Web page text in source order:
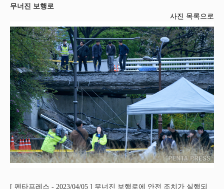
무너진 보행로
사진 목록으로
[ 펜타프레스 - 2023/04/05 ] 무너진 보행로에 안전 조치가 실행되